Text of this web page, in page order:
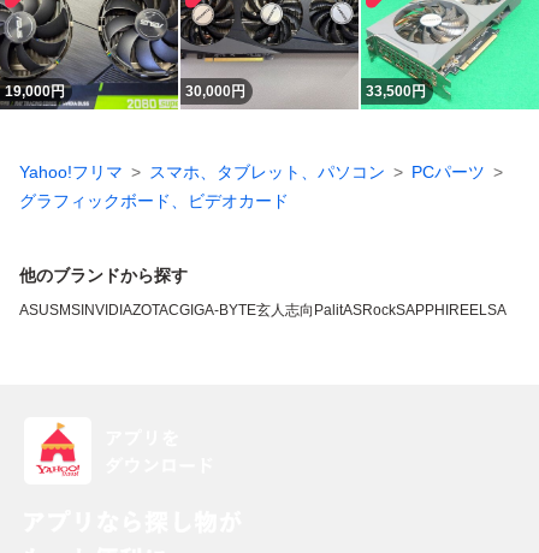
19,000円 30,000円 33,500円
Yahoo!フリマ スマホ、タブレット、パソコン
PCパーツ
グラフィックボード、ビデオカード
他のブランドから探す
ASUSMSI NVIDIAZOTACGIGA-BYTE玄人志向 PalitASRockSAPPHIREELSA